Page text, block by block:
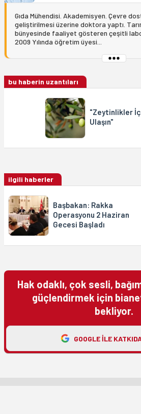
Gıda Mühendisi. Akademisyen. Çevre
geliştirilmesi üzerine doktora yaptı.
bünyesinde faaliyet gösteren çeşitli
2009 Yılında öğretim üyesi...
bu haberin uzantıları
"Zeytinlikler
Ulaşın"
ilgili haberler
Başbakan: Rakka
Operasyonu 2 Haziran
Gecesi Başladı
Hak odaklı, çok sesli,
güçlendirmek için
bekliyor.
GOOGLE ILE